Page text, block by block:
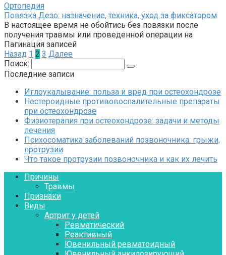
Ортопедия
Повязка Дезо: назначение, техника, уход за фиксатором
В настоящее время не обойтись без повязки после
получения травмы или проведенной операции на
Пагинация записей
Назад 1 2 3 Далее
Поиск:
Последние записи
Иглоукалывание: польза и вред при остеохондрозе
Нестероидные противовоспалительные препараты
при остеохондрозе
Физиотерапия при остеохондрозе: задачи и методы
лечения
Психосоматика заболеваний позвоночника: грыжи,
протрузии
Что такое протрузии позвоночника и как их лечить
Причины
Травмы
Признаки
Виды
Артрит у детей
Ревматический
Реактивный
Ювенильный ревматоидный